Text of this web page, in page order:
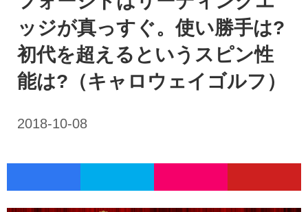
ッジが真っすぐ。使い勝手は?
初代を超えるというスピン性
能は?（キャロウェイゴルフ）